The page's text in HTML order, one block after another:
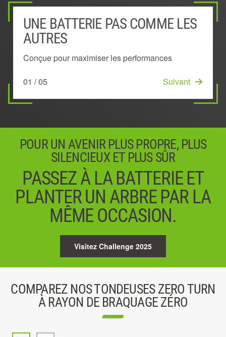
UNE BATTERIE PAS COMME LES
AUTRES
Conçue pour maximiser les performances
01 / 05 Suivant
BATTERIE INSTALLÉE À
L'EXTÉRIEUR
Reste ventilée pour fournir une puissance plus
SYSTÈME DE GESTION DE
L'ÉNERGIE
Indique le niveau d'énergie restant de la batterie
03 / 05 Suivant
TECHNOLOGIE UNIQUE KEEP
COOL™
Maintient les performances en évitant la
CONCEPTION EN FORME D'ARC
INNOVANTE
Abaisse la température de la batterie en favorisant
POUR UN AVENIR PLUS PROPRE, PLUS
SILENCIEUX ET PLUS SÛR
PASSEZ À LA BATTERIE ET
PLANTER UN ARBRE PAR LA
MÊME OCCASION.
Visitez Challenge 2025
COMPAREZ NOS TONDEUSES ZERO TURN
À RAYON DE BRAQUAGE ZÉRO